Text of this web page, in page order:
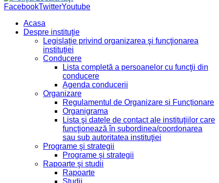
FacebookTwitterYoutube
Acasa
Despre instituţie
Legislaţie privind organizarea şi funcţionarea
instituţiei
Conducere
Lista completă a persoanelor cu funcţii din
conducere
Agenda conducerii
Organizare
Regulamentul de Organizare și Funcționare
Organigrama
Lista şi datele de contact ale instituţiilor care
funcţionează în subordinea/coordonarea
sau sub autoritatea instituţiei
Programe şi strategii
Programe şi strategii
Rapoarte şi studii
Rapoarte
Studii